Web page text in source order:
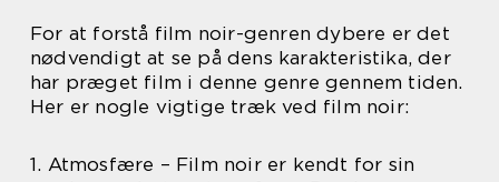
For at forstå film noir-genren dybere er det
nødvendigt at se på dens karakteristika, der
har præget film i denne genre gennem tiden.
Her er nogle vigtige træk ved film noir:
1. Atmosfære – Film noir er kendt for sin